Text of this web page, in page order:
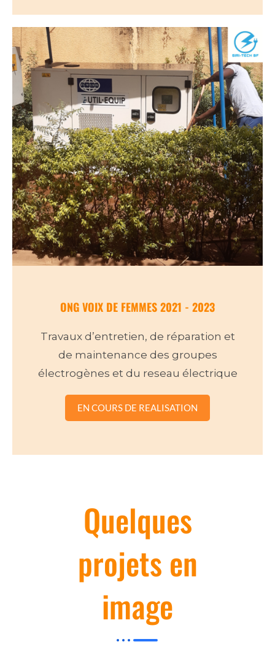
ONG VOIX DE FEMMES 2021 - 2023
Travaux d’entretien, de réparation et
de maintenance des groupes
électrogènes et du reseau électrique
EN COURS DE REALISATION
Quelques
projets en
image